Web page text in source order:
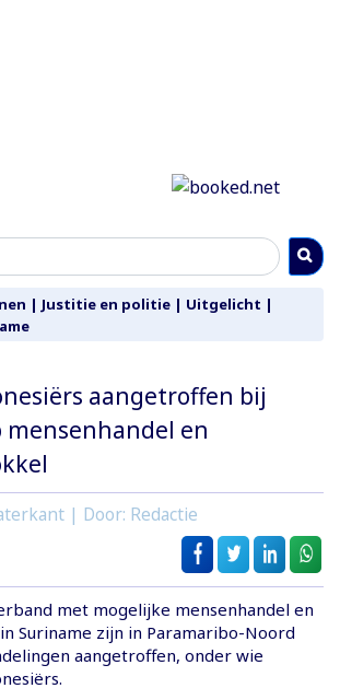
| Justitie en politie | Uitgelicht |
aangetroffen bij
mensenhandel en
| Door: Redactie
met mogelijke mensenhandel en
Suriname zijn in Paramaribo-Noord
aangetroffen, onder wie